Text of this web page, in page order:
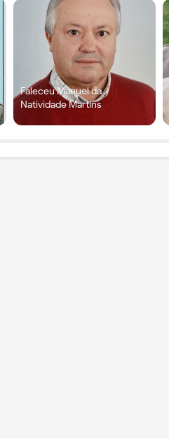
Faleceu Manuel da
Natividade Martins